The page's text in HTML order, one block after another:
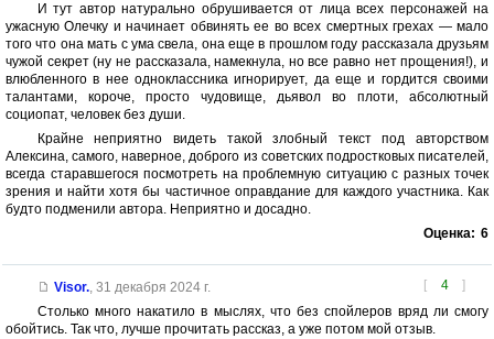
И тут автор натурально обрушивается от лица всех персонажей на
ужасную Олечку и начинает обвинять ее во всех смертных грехах — мало
того что она мать с ума свела, она еще в прошлом году рассказала друзьям
чужой секрет (ну не рассказала, намекнула, но все равно нет прощения!), и
влюбленного в нее одноклассника игнорирует, да еще и гордится своими
талантами, короче, просто чудовище, дьявол во плоти, абсолютный
социопат, человек без души.
Крайне неприятно видеть такой злобный текст под авторством
Алексина, самого, наверное, доброго из советских подростковых писателей,
всегда старавшегося посмотреть на проблемную ситуацию с разных точек
зрения и найти хотя бы частичное оправдание для каждого участника. Как
будто подменили автора. Неприятно и досадно.
Оценка: 6
[ 4 ]
Visor., 31 декабря 2024 г.
Столько много накатило в мыслях, что без спойлеров вряд ли смогу
обойтись. Так что, лучше прочитать рассказ, а уже потом мой отзыв.